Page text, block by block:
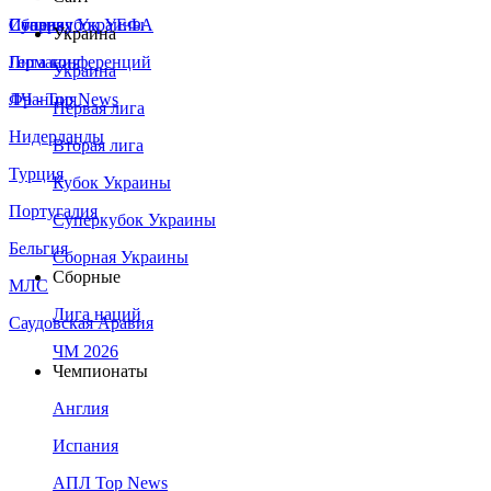
Сборная Украины
Италия
Германия
Франция
Нидерланды
Турция
Португалия
Бельгия
МЛС
Саудовская Аравия
Суперкубок УЕФА
Лига конференций
ЛЧ - Top News
Украина
Украина
Первая лига
Вторая лига
Кубок Украины
Суперкубок Украины
Сборная Украины
Сборные
Лига наций
ЧМ 2026
Чемпионаты
Англия
Испания
АПЛ Top News